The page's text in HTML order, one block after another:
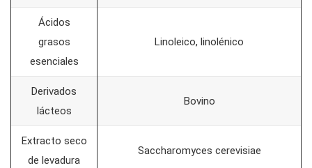
Ácidos
grasos
esenciales
Linoleico, linolénico
Derivados
lácteos
Bovino
Extracto seco
de levadura
Saccharomyces cerevisiae